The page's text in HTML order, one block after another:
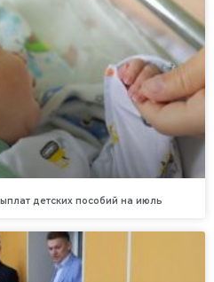
детских пособий на июль